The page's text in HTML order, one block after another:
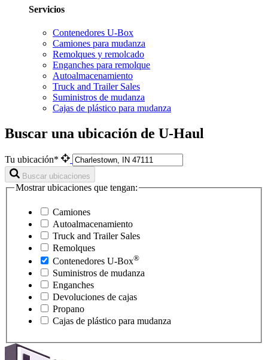
Servicios
Contenedores U-Box
Camiones para mudanza
Remolques y remolcado
Enganches para remolque
Autoalmacenamiento
Truck and Trailer Sales
Suministros de mudanza
Cajas de plástico para mudanza
Buscar una ubicación de U-Haul
Tu ubicación*
Buscar ubicaciones
Mostrar ubicaciones que tengan:
Camiones
Autoalmacenamiento
Truck and Trailer Sales
Remolques
Contenedores U-Box®
Suministros de mudanza
Enganches
Devoluciones de cajas
Propano
Cajas de plástico para mudanza